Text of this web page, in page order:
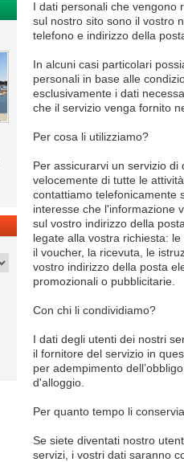
I dati personali che
sul nostro sito sono il vostro
telefono e indirizzo della
In alcuni casi particolari
personali in base alle
esclusivamente i dati
che il servizio venga fornito
Per cosa li utilizziamo?
Per assicurarvi un servizio
velocemente di tutte le
contattiamo telefonicamente
interesse che l'informazione
sul vostro indirizzo della
legate alla vostra richiesta:
il voucher, la ricevuta, le
vostro indirizzo della posta
promozionali o pubblicitarie.
Con chi li condividiamo?
I dati degli utenti dei nostri
il fornitore del servizio in
per adempimento
d'alloggio.
Per quanto tempo li
Se siete diventati nostro
servizi, i vostri dati saranno